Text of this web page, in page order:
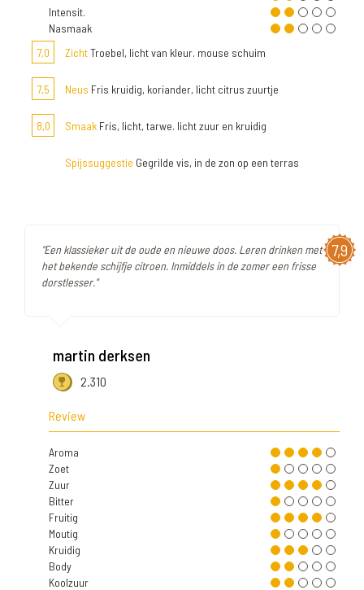
Intensit.
Nasmaak
7,0
ZichtTroebel, licht van kleur. mouse schuim
7,5 Neus Fris kruidig, koriander, licht citrus zuurtje
8,0 Smaak Fris, licht, tarwe. licht zuur en kruidig
Spijssuggestie Gegrilde vis, in de zon op een terras
7,9
"Een klassieker uit de oude en nieuwe doos. Leren drinken met
het bekende schijfje citroen. Inmiddels in de zomer een frisse
dorstlesser."
martin derksen
2.310
Review
Aroma
Zoet
Zuur
Bitter
Fruitig
Moutig
Kruidig
Body
Koolzuur